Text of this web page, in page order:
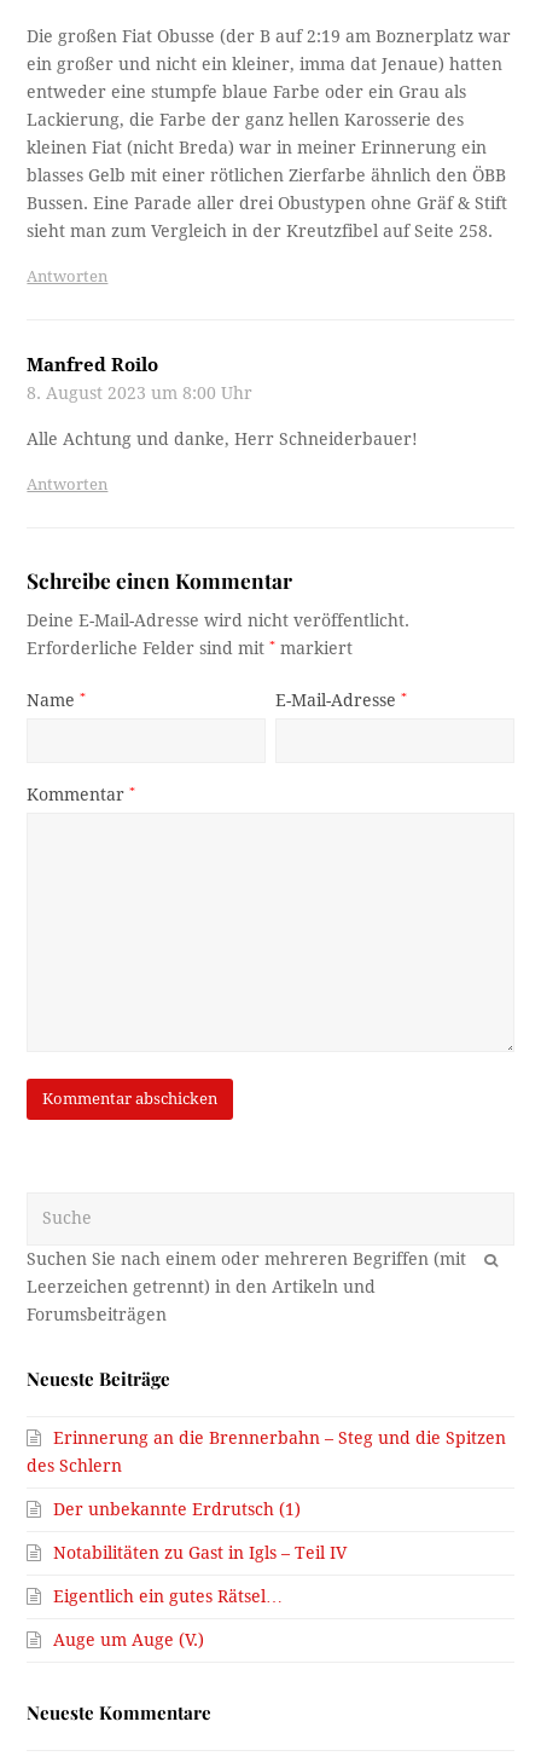
Die großen Fiat Obusse (der B auf 2:19 am Boznerplatz war
ein großer und nicht ein kleiner, imma dat Jenaue) hatten
entweder eine stumpfe blaue Farbe oder ein Grau als
Lackierung, die Farbe der ganz hellen Karosserie des
kleinen Fiat (nicht Breda) war in meiner Erinnerung ein
blasses Gelb mit einer rötlichen Zierfarbe ähnlich den ÖBB
Bussen. Eine Parade aller drei Obustypen ohne Gräf & Stift
sieht man zum Vergleich in der Kreutzfibel auf Seite 258.
Antworten
Manfred Roilo
8. August 2023 um 8:00 Uhr
Alle Achtung und danke, Herr Schneiderbauer!
Antworten
Schreibe einen Kommentar
Deine E-Mail-Adresse wird nicht veröffentlicht.
Erforderliche Felder sind mit* markiert
Name* E-Mail-Adresse*
Kommentar*
OK
Neueste Beiträge
Erinnerung an die Brennerbahn – Steg und die Spitzen
des Schlern
Der unbekannte Erdrutsch (1)
Notabilitäten zu Gast in Igls – Teil IV
Eigentlich ein gutes Rätsel…
Auge um Auge (V.)
Neueste Kommentare